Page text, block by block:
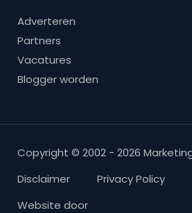
Adverteren
Partners
Vacatures
Blogger worden
Copyright © 2002 - 2026
Disclaimer
Privacy Policy
Website door